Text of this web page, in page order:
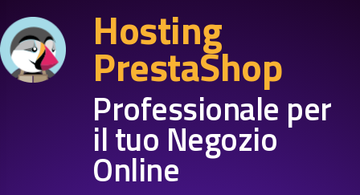
Hosting
PrestaShop
Professionale per
il tuo Negozio
Online